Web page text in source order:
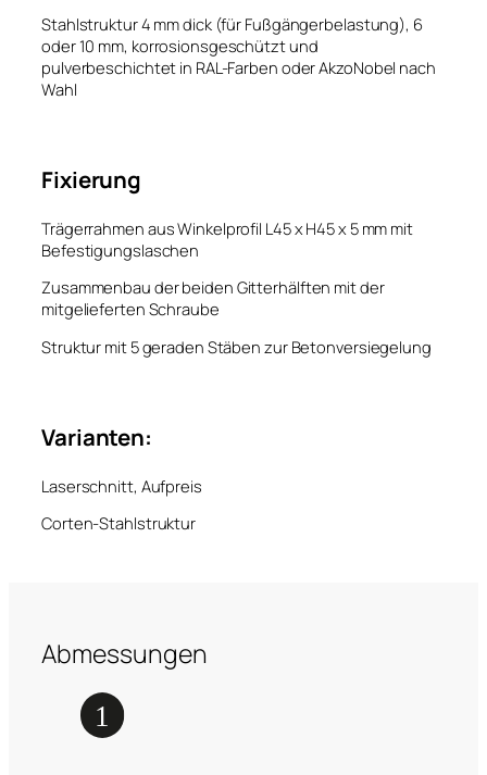
Stahlstruktur 4 mm dick (für Fußgängerbelastung), 6
oder 10 mm, korrosionsgeschützt und
pulverbeschichtet in RAL-Farben oder AkzoNobel nach
Wahl
Fixierung
Trägerrahmen aus Winkelprofil L45 x H45 x 5 mm mit
Befestigungslaschen
Zusammenbau der beiden Gitterhälften mit der
mitgelieferten Schraube
Struktur mit 5 geraden Stäben zur Betonversiegelung
Varianten:
Laserschnitt, Aufpreis
Corten-Stahlstruktur
Abmessungen